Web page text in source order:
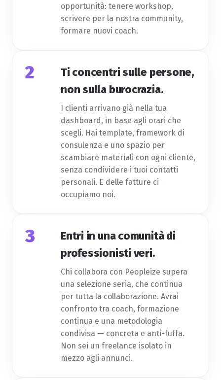
opportunità: tenere workshop,
scrivere per la nostra community,
formare nuovi coach.
2
Ti concentri sulle persone,
non sulla burocrazia.
I clienti arrivano già nella tua
dashboard, in base agli orari che
scegli. Hai template, framework di
consulenza e uno spazio per
scambiare materiali con ogni cliente,
senza condividere i tuoi contatti
personali. E delle fatture ci
occupiamo noi.
3
Entri in una comunità di
professionisti veri.
Chi collabora con Peopleize supera
una selezione seria, che continua
per tutta la collaborazione. Avrai
confronto tra coach, formazione
continua e una metodologia
condivisa — concreta e anti-fuffa.
Non sei un freelance isolato in
mezzo agli annunci.